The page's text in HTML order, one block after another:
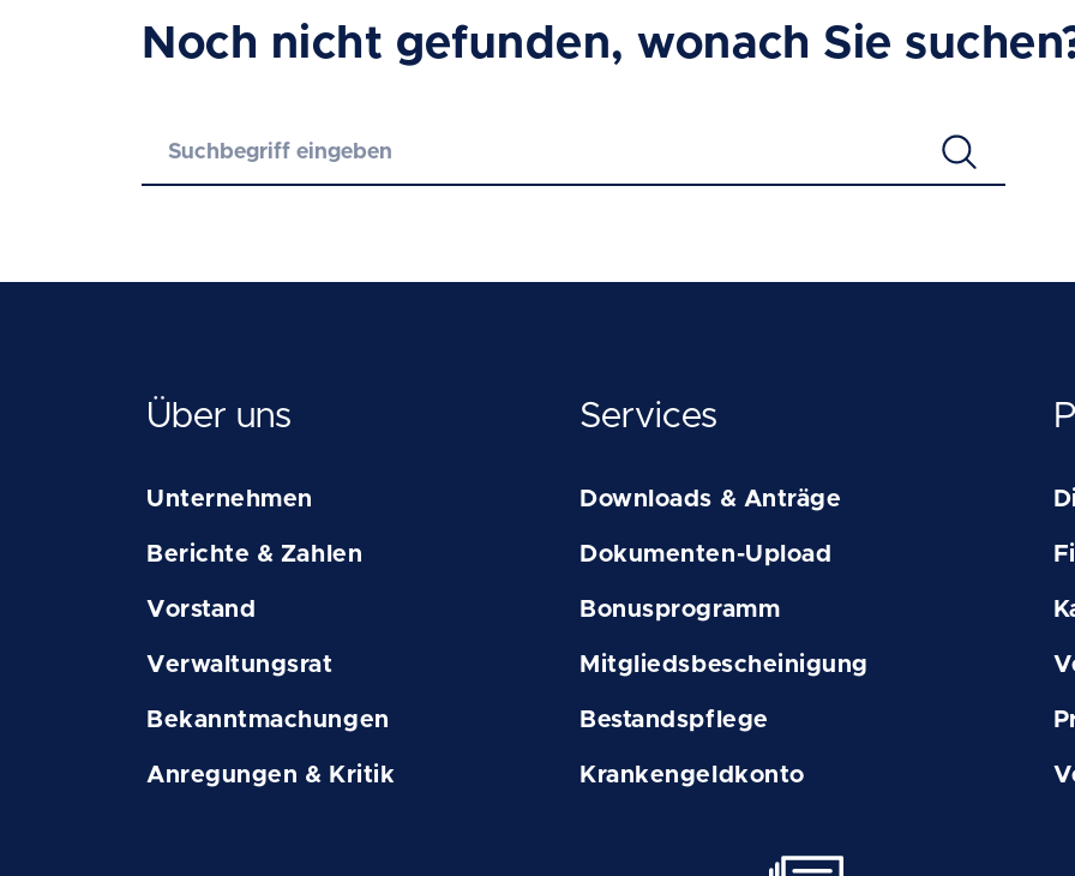
Noch nicht gefunden, wonach Sie
Über uns
Unternehmen
Berichte & Zahlen
Vorstand
Verwaltungsrat
Bekanntmachungen
Anregungen & Kritik
Services
Downloads & Anträge
Dokumenten-Upload
Bonusprogramm
Mitgliedsbescheinigung
Bestandspflege
Krankengeldkonto